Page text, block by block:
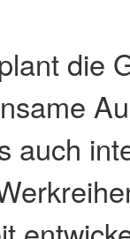
die
auch